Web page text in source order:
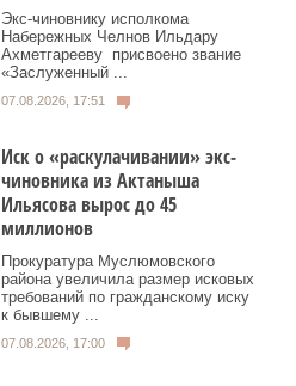
Экс‑чиновнику исполкома
Набережных Челнов Ильдару
Ахметгарееву присвоено звание
«Заслуженный ...
07.08.2026, 17:51
Иск о «раскулачивании» экс-
чиновника из Актаныша
Ильясова вырос до 45
миллионов
Прокуратура Муслюмовского
района увеличила размер исковых
требований по гражданскому иску
к бывшему ...
07.08.2026, 17:00